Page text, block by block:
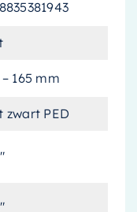
een ideale
De
andere zwarte
– 165 mm
zwart PED